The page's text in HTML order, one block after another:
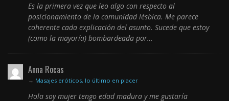
Es la primera vez que leo algo con respecto al
posicionamiento de la comunidad lésbica. Me parece
coherente cada explicación del asunto. Sucede que estoy
(como la mayoría) bombardeada por…
Anna Rocas
→ Masajes eróticos, lo último en placer
Hola soy mujer tengo edad madura y me gustaría